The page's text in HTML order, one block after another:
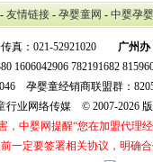
- 友情链接 - 孕婴童网 - 中婴孕
真：021-52921020 广州办
1606042906 782191682
孕婴童经销商联盟群：
行业网络传媒 © 2007-2026
，中婴网提醒“您在加盟代理
一定要签署相关协议，明确